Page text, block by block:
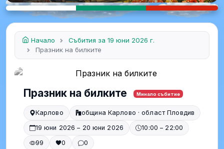
Начало
Събития за 19 юни 2026 г.
Празник на билките
Празник на билките Минало събитие
Карлово
община Карлово · област Пловдив
19 юни 2026 – 20 юни 2026
10:00 – 22:00
99
0 0